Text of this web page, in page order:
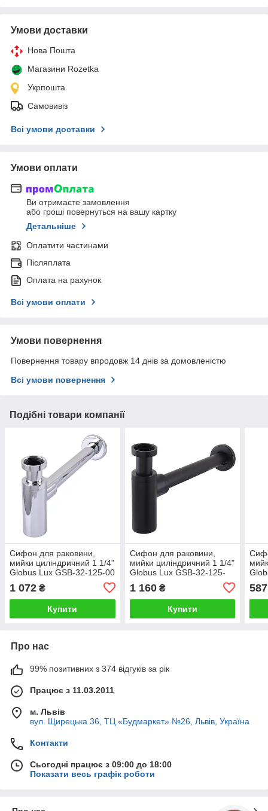
Умови доставки
Нова Пошта
Магазини Rozetka
Укрпошта
Самовивіз
Всі умови доставки
Умови оплати
Ви отримаєте замовлення
або гроші повернуться на вашу картку
Детальніше
Оплатити частинами
Післяплата
Оплата на рахунок
Всі умови оплати
Умови повернення
Повернення товару впродовж 14 днів за домовленістю
Всі умови повернення
Подібні товари компанії
Сифон для раковини,
мийки циліндричний 1 1/4"
Globus Lux GSB-32-125-00
1 072 ₴
Купити
Сифон для раковини,
мийки циліндричний 1 1/4"
Globus Lux GSB-32-125-
1 160₴
Купити
587
Про нас
99% позитивних з 374 відгуків за рік
Працює з 11.03.2011
м. Львів
вул. Щирецька 36, ТЦ «Будмаркет» №26, Львів, Україна
Контакти
Сьогодні працює з 09:00 до 18:00
Показати весь графік роботи